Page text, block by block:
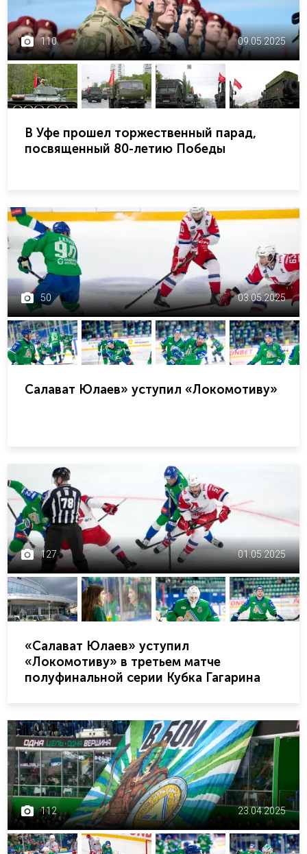
110 09.05.2025
В Уфе прошел торжественный парад,
посвященный 80-летию Победы
50 03.05.2025
Салават Юлаев» уступил «Локомотиву»
127 01.05.2025
«Салават Юлаев» уступил
«Локомотиву» в третьем матче
полуфинальной серии Кубка Гагарина
112 23.04.2025